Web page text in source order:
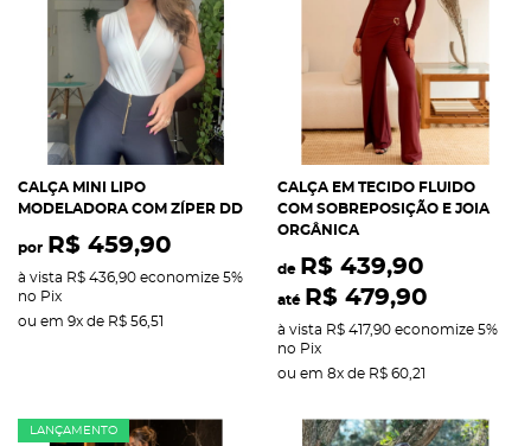
CALÇA MINI LIPO
MODELADORA COM ZÍPER DD
por R$ 459,90
à vista R$ 436,90 economize 5%
no Pix
ou em 9x de R$ 56,51
CALÇA EM TECIDO FLUIDO
COM SOBREPOSIÇÃO E JOIA
ORGÂNICA
de R$ 439,90
até R$ 479,90
à vista R$ 417,90 economize 5%
no Pix
ou em 8x de R$ 60,21
LANÇAMENTO